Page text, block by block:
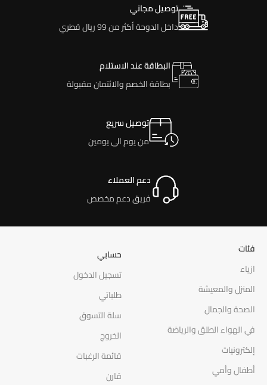
توصيل مجاني
داخل الدوحة أكثر من 99 ريال قطري
البطاقة عند الاستلام
بطاقة الخصم والائتمان مقبولة
توصيل سريع
من يوم الى يومين
دعم العملاء
فريق دعم مخصص
فئات
ازياء
المنزل والمعيشة
الصحة والجمال
في الهواء الطلق والرياضة
إلكترونيات
أطفال وأمي
حسابي
تسجيل الدخول
طلباتي
سلة التسوق
الخروج
قائمة الرغبات
قارن